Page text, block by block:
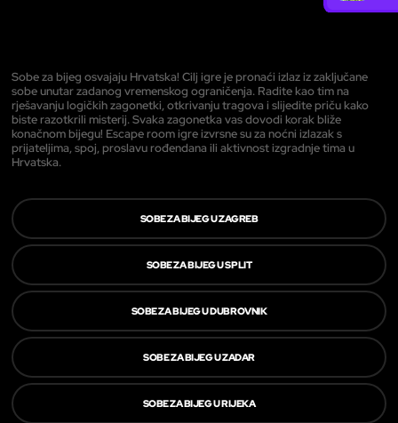
Sobe za bijeg osvajaju Hrvatska! Cilj igre je pronaći izlaz iz zaključane
sobe unutar zadanog vremenskog ograničenja. Radite kao tim na
rješavanju logičkih zagonetki, otkrivanju tragova i slijedite priču kako
biste razotkrili misterij. Svaka zagonetka vas dovodi korak bliže
konačnom bijegu! Escape room igre izvrsne su za noćni izlazak s
prijateljima, spoj, proslavu rođendana ili aktivnost izgradnje tima u
Hrvatska.
SOBE ZA BIJEG U ZAGREB
SOBE ZA BIJEG U SPLIT
SOBE ZA BIJEG U DUBROVNIK
SOBE ZA BIJEG U ZADAR
SOBE ZA BIJEG U RIJEKA